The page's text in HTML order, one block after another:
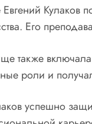
Кулаков
Его
также
роли и
успешно